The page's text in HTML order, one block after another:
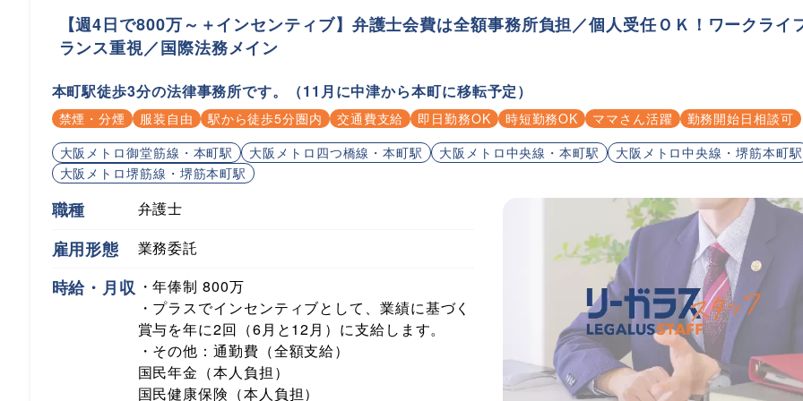
【週4日で800万～＋インセンティブ】弁護士会費は全額事務所負担／個人受任ＯＫ！ワークライ
ランス重視／国際法務メイン
本町駅徒歩3分の法律事務所です。（11月に中津から本町に移転予定）
禁煙・分煙 服装自由 駅から徒歩5分圏内 交通費支給 即日勤務OK 時短勤務OK ママさん活躍
勤務開始日相談可
大阪メトロ御堂筋線・本町駅
大阪メトロ四つ橋線・本町駅 大阪メトロ中央線・本町駅
大阪メトロ中央線・堺筋本町駅
大阪メトロ堺筋線・堺筋本町駅
職種 弁護士
雇用形態 業務委託
時給・月収 ・年俸制 800万
・プラスでインセンティブとして、業績に基づく
賞与を年に2回（6月と12月）に支給します。
・その他：通勤費（全額支給）
国民年金（本人負担）
国民健康保険（本人負担）